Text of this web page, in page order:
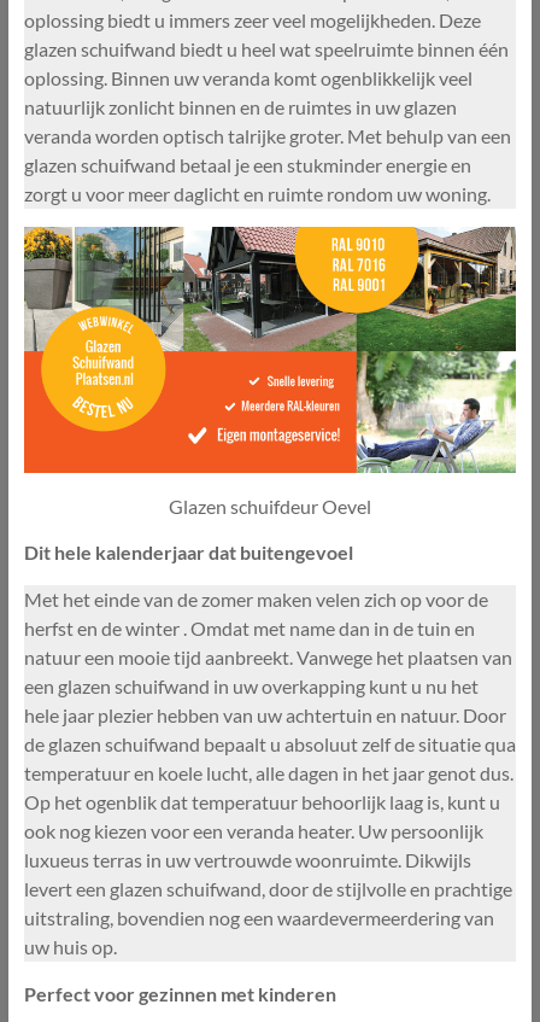
oplossing biedt u immers zeer veel mogelijkheden. Deze
glazen schuifwand biedt u heel wat speelruimte binnen één
oplossing. Binnen uw veranda komt ogenblikkelijk veel
natuurlijk zonlicht binnen en de ruimtes in uw glazen
veranda worden optisch talrijke groter. Met behulp van een
glazen schuifwand betaal je een stukminder energie en
zorgt u voor meer daglicht en ruimte rondom uw woning.
Glazen schuifdeur Oevel
Dit hele kalenderjaar dat buitengevoel
Met het einde van de zomer maken velen zich op voor de
herfst en de winter . Omdat met name dan in de tuin en
natuur een mooie tijd aanbreekt. Vanwege het plaatsen van
een glazen schuifwand in uw overkapping kunt u nu het
hele jaar plezier hebben van uw achtertuin en natuur. Door
de glazen schuifwand bepaalt u absoluut zelf de situatie qua
temperatuur en koele lucht, alle dagen in het jaar genot dus.
Op het ogenblik dat temperatuur behoorlijk laag is, kunt u
ook nog kiezen voor een veranda heater. Uw persoonlijk
luxueus terras in uw vertrouwde woonruimte. Dikwijls
levert een glazen schuifwand, door de stijlvolle en prachtige
uitstraling, bovendien nog een waardevermeerdering van
uw huis op.
Perfect voor gezinnen met kinderen